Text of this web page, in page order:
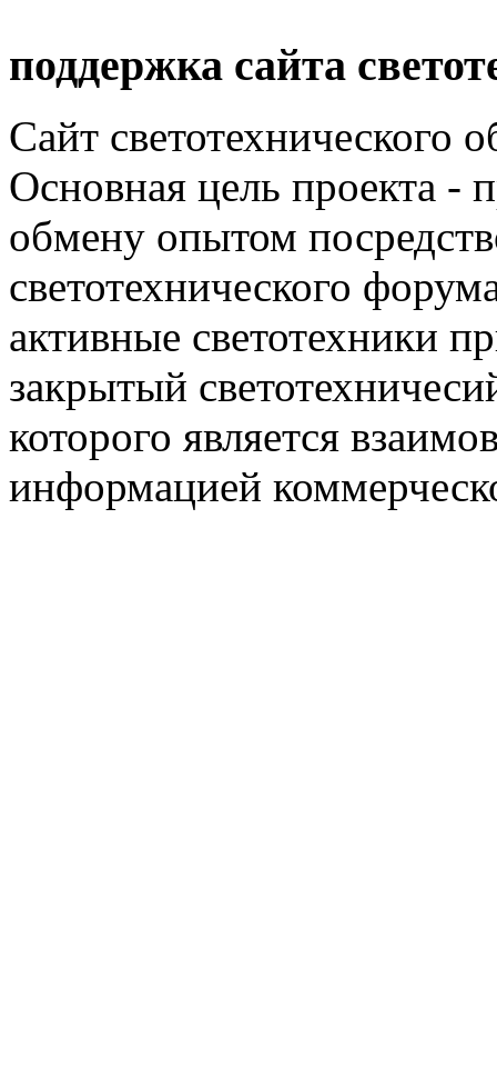
поддержка сайта
Сайт светотехнического
Основная цель проекта -
обмену опытом
светотехнического
активные светотехники
закрытый
которого является
информацией